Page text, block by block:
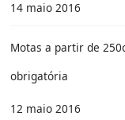
14 maio 2016
Motas a partir de
obrigatória
12 maio 2016